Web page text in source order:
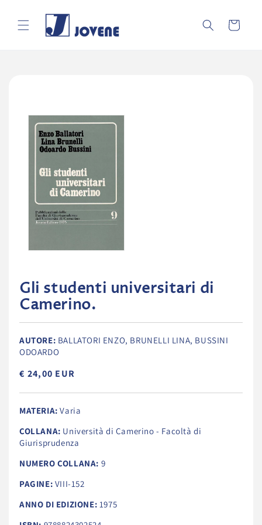
direttamente
ai contenuti
Carrello
sul prodotto
Gli studenti universitari di
Camerino.
AUTORE: BALLATORI ENZO, BRUNELLI LINA, BUSSINI
ODOARDO
€ 24,00 EUR
MATERIA: Varia
COLLANA: Università di Camerino - Facoltà di
Giurisprudenza
NUMERO COLLANA: 9
PAGINE: VIII-152
ANNO DI EDIZIONE: 1975